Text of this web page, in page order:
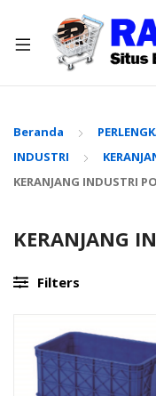
Beranda
INDUSTRI
KERANJANG INDUSTRI
KERANJANG
Filters